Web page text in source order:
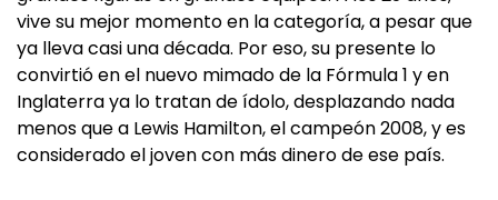
vive su mejor momento en la categoría, a pesar que
ya lleva casi una década. Por eso, su presente lo
convirtió en el nuevo mimado de la Fórmula 1 y en
Inglaterra ya lo tratan de ídolo, desplazando nada
menos que a Lewis Hamilton, el campeón 2008, y es
considerado el joven con más dinero de ese país.